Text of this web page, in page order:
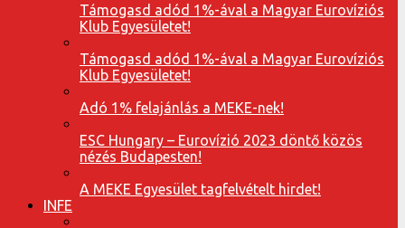
Támogasd adód 1%-ával a Magyar Eurovíziós
Klub Egyesületet!
Támogasd adód 1%-ával a Magyar Eurovíziós
Klub Egyesületet!
Adó 1% felajánlás a MEKE-nek!
ESC Hungary – Eurovízió 2023 döntő közös
nézés Budapesten!
A MEKE Egyesület tagfelvételt hirdet!
INFE